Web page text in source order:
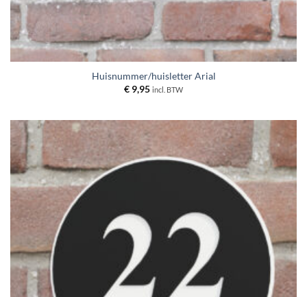
Huisnummer/huisletter Arial
€ 9,95 incl. BTW